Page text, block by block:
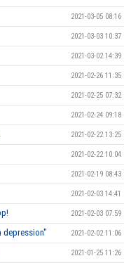
2021-03-05 08:16
2021-03-03 10:37
2021-03-02 14:39
2021-02-26 11:35
2021-02-25 07:32
2021-02-24 09:18
2021-02-22 13:25
2021-02-22 10:04
2021-02-19 08:43
2021-02-03 14:41
2021-02-03 07:59
depression" 2021-02-02 11:06
2021-01-25 11:26